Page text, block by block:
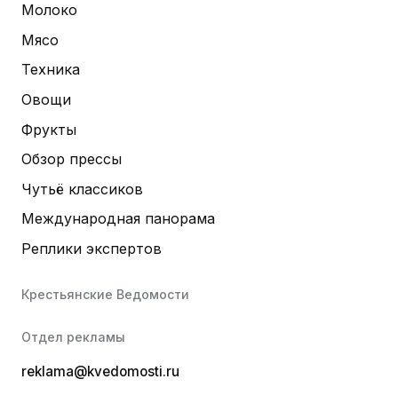
Молоко
Мясо
Техника
Овощи
Фрукты
Обзор прессы
Чутьё классиков
Международная панорама
Реплики экспертов
Крестьянские Ведомости
Отдел рекламы
reklama@kvedomosti.ru